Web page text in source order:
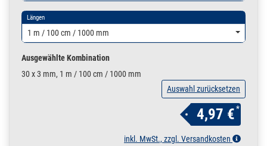
Längen
1 m / 100 cm / 1000 mm
Ausgewählte Kombination
30 x 3 mm, 1 m / 100 cm / 1000 mm
Auswahl zurücksetzen
4,97 €*
inkl. MwSt., zzgl. Versandkosten